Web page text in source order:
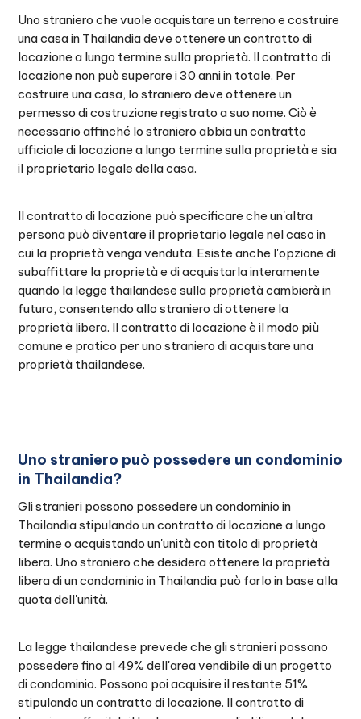
Uno straniero che vuole acquistare un terreno e costruire
una casa in Thailandia deve ottenere un contratto di
locazione a lungo termine sulla proprietà. Il contratto di
locazione non può superare i 30 anni in totale. Per
costruire una casa, lo straniero deve ottenere un
permesso di costruzione registrato a suo nome. Ciò è
necessario affinché lo straniero abbia un contratto
ufficiale di locazione a lungo termine sulla proprietà e sia
il proprietario legale della casa.
Il contratto di locazione può specificare che un'altra
persona può diventare il proprietario legale nel caso in
cui la proprietà venga venduta. Esiste anche l'opzione di
subaffittare la proprietà e di acquistarla interamente
quando la legge thailandese sulla proprietà cambierà in
futuro, consentendo allo straniero di ottenere la
proprietà libera. Il contratto di locazione è il modo più
comune e pratico per uno straniero di acquistare una
proprietà thailandese.
Uno straniero può possedere un condominio
in Thailandia?
Gli stranieri possono possedere un condominio in
Thailandia stipulando un contratto di locazione a lungo
termine o acquistando un'unità con titolo di proprietà
libera. Uno straniero che desidera ottenere la proprietà
libera di un condominio in Thailandia può farlo in base alla
quota dell'unità.
La legge thailandese prevede che gli stranieri possano
possedere fino al 49% dell'area vendibile di un progetto
di condominio. Possono poi acquisire il restante 51%
stipulando un contratto di locazione. Il contratto di